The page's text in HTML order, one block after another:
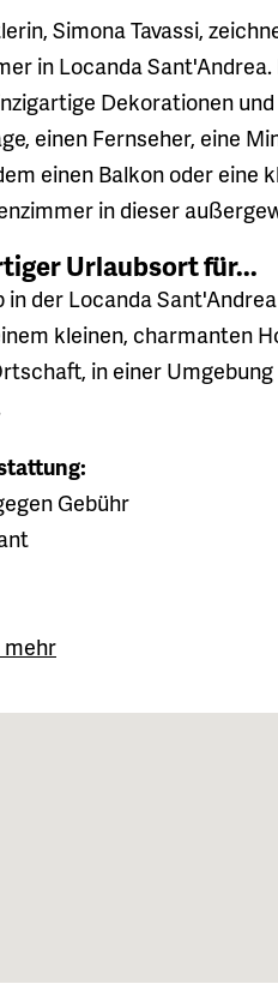
Simona Tavassi,
in Locanda
Dekorationen
einen Fernseher, eine
einen Balkon oder eine
in dieser
Urlaubsort für...
in der Locanda
kleinen, charmanten
in einer
Gebühr
mehr